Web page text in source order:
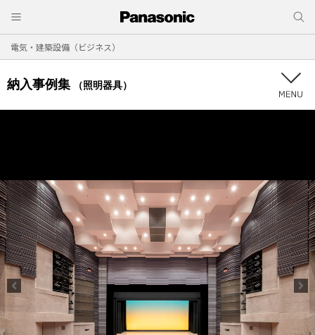
電気・建築設備（ビジネス）
納入事例集 （照明器具）